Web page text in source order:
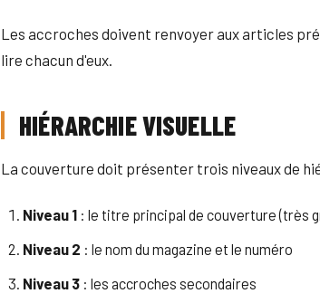
Les accroches doivent renvoyer aux articles
lire chacun d'eux.
HIÉRARCHIE VISUELLE
La couverture doit présenter trois niveaux de
Niveau 1 : le titre principal de couverture (très
Niveau 2 : le nom du magazine et le numéro
Niveau 3 : les accroches secondaires